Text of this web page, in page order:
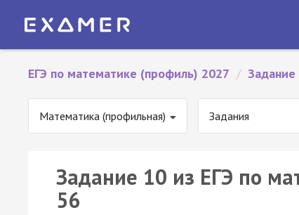
ЕГЭ по математике (профиль) 2027 / Задание
Математика (профильная) Задания
Задание 10 из ЕГЭ по
56